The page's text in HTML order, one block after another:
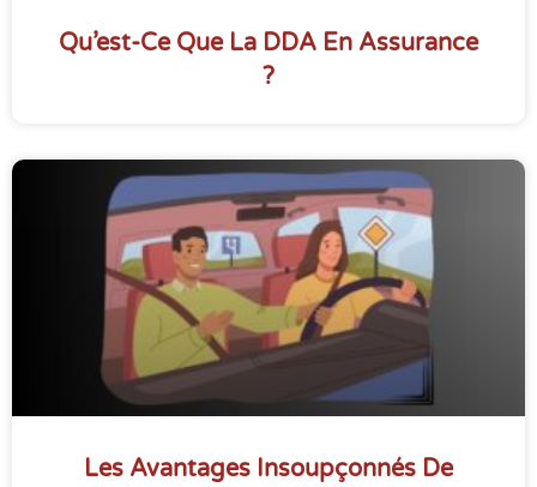
Qu’est-Ce Que La DDA En Assurance
?
Les Avantages Insoupçonnés De